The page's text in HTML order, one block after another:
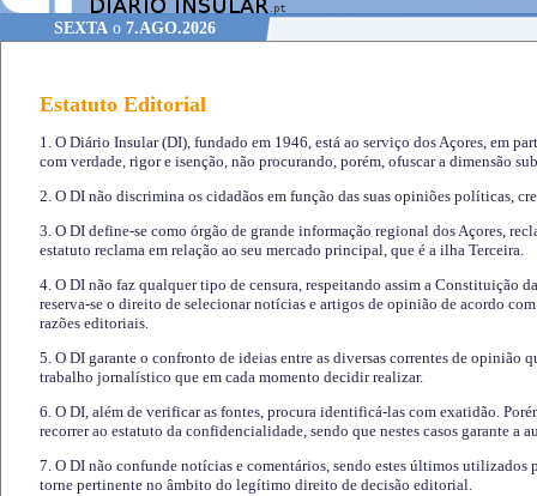
SEXTA o 7.AGO.2026
Estatuto Editorial
1. O Diário Insular (DI), fundado em 1946, está ao serviço dos Açores, em
com verdade, rigor e isenção, não procurando, porém, ofuscar a dimensão
2. O DI não discrimina os cidadãos em função das suas opiniões políticas,
3. O DI define-se como órgão de grande informação regional dos Açores,
estatuto reclama em relação ao seu mercado principal, que é a ilha Terceira.
4. O DI não faz qualquer tipo de censura, respeitando assim a Constituição
reserva-se o direito de selecionar notícias e artigos de opinião de acordo
razões editoriais.
5. O DI garante o confronto de ideias entre as diversas correntes de opinião
trabalho jornalístico que em cada momento decidir realizar.
6. O DI, além de verificar as fontes, procura identificá-las com exatidão.
recorrer ao estatuto da confidencialidade, sendo que nestes casos garante a
7. O DI não confunde notícias e comentários, sendo estes últimos utilizados
torne pertinente no âmbito do legítimo direito de decisão editorial.